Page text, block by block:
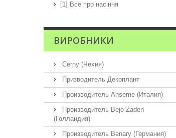
[1] Все про насіння
ВИРОБНИКИ
Cerny (Чехия)
Призводитель Декоплант
Производитель Anseme (Италия)
Производитель Bejo Zaden
(Голландия)
Производитель Benary (Германия)